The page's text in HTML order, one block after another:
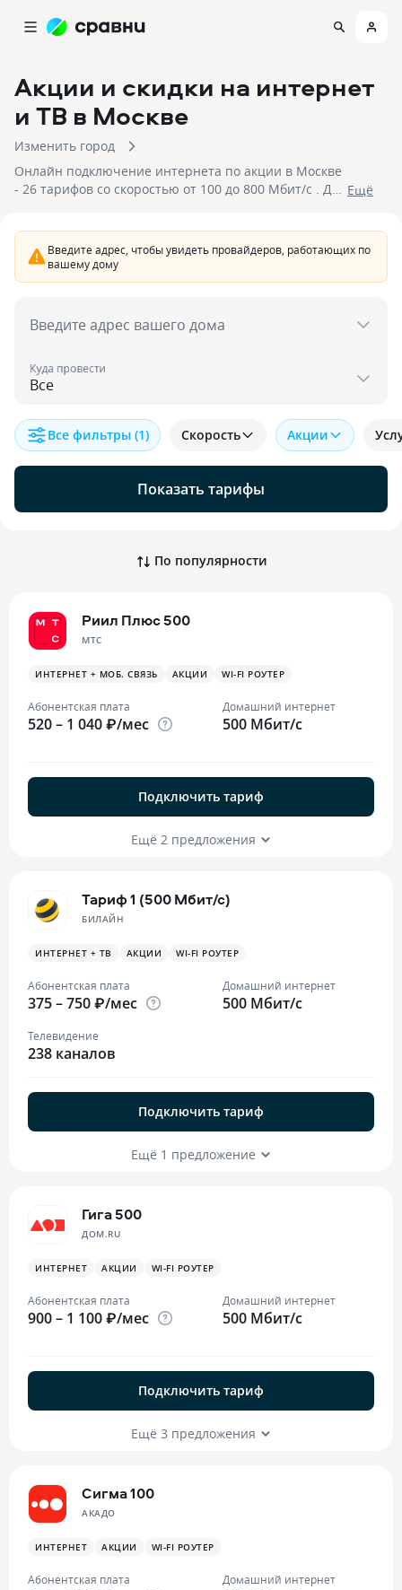
Акции и скидки на интернет
и ТВ в Москве
Изменить город
Онлайн подключение интернета по акции в Москве
- 26 тарифов со скоростью от 100 до 800 Мбит/с . Для
Отправьте заявку, чтобы подключить интернет со
скидкой в Москве.
Eщё
Введите адрес, чтобы увидеть провайдеров, работающих по
вашему дому
Введите адрес вашего дома
Куда провести
Показать тарифы
Все фильтры (1) Скорость Акции
По популярности
Риил Плюс 500
МТС
ИНТЕРНЕТ + МОБ. СВЯЗЬ АКЦИИ WI-FI РОУТЕР
Абонентская плата
520 – 1 040 ₽/мес
Домашний интернет
500 Мбит/с
Подключить тариф
Ещё 2 предложения
Тариф 1 (500 Мбит/с)
БИЛАЙН
ИНТЕРНЕТ + ТВ АКЦИИ WI-FI РОУТЕР
Абонентская плата
375 – 750 ₽/мес
Домашний интернет
500 Мбит/с
Телевидение
238 каналов
Подключить тариф
Ещё 1 предложение
Гига 500
ДОМ.RU
ИНТЕРНЕТ АКЦИИ WI-FI РОУТЕР
Абонентская плата
900 – 1 100 ₽/мес
Домашний интернет
500 Мбит/с
Подключить тариф
Ещё 3 предложения
Сигма 100
АКАДО
ИНТЕРНЕТ АКЦИИ WI-FI РОУТЕР
Абонентская плата Домашний интернет